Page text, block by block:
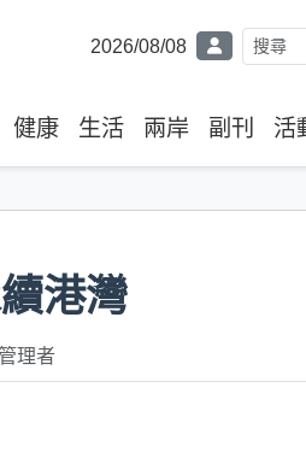
2026/08/08
健康 生活 兩岸 副刊 活
港灣
理者